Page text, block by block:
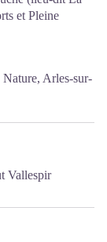
et Pleine
Arles-sur-
Vallespir